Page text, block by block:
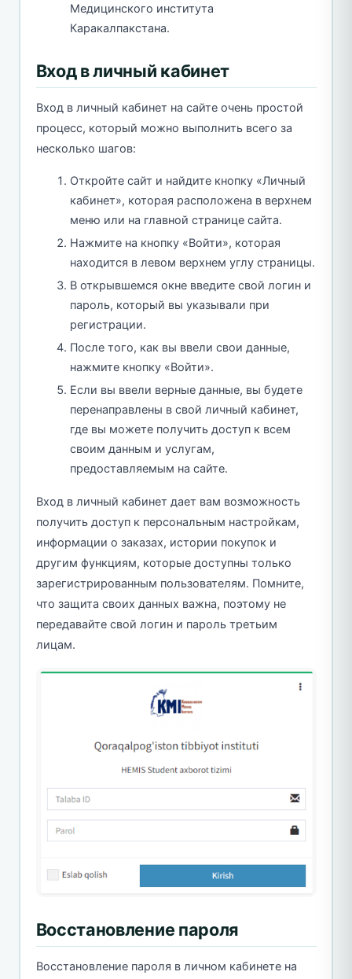
Медицинского института
Каракалпакстана.
Вход в личный кабинет
Вход в личный кабинет на сайте очень простой
процесс, который можно выполнить всего за
несколько шагов:
Откройте сайт и найдите кнопку «Личный
кабинет», которая расположена в верхнем
меню или на главной странице сайта.
Нажмите на кнопку «Войти», которая
находится в левом верхнем углу страницы.
В открывшемся окне введите свой логин и
пароль, который вы указывали при
регистрации.
После того, как вы ввели свои данные,
нажмите кнопку «Войти».
Если вы ввели верные данные, вы будете
перенаправлены в свой личный кабинет,
где вы можете получить доступ к всем
своим данным и услугам,
предоставляемым на сайте.
Вход в личный кабинет дает вам возможность
получить доступ к персональным настройкам,
информации о заказах, истории покупок и
другим функциям, которые доступны только
зарегистрированным пользователям. Помните,
что защита своих данных важна, поэтому не
передавайте свой логин и пароль третьим
лицам.
Восстановление пароля
Восстановление пароля в личном кабинете на